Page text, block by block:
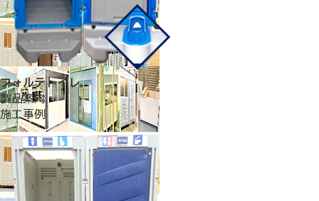
フォルテトイレ
製品案内
施工事例